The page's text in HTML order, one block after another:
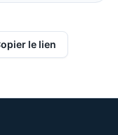
le lien